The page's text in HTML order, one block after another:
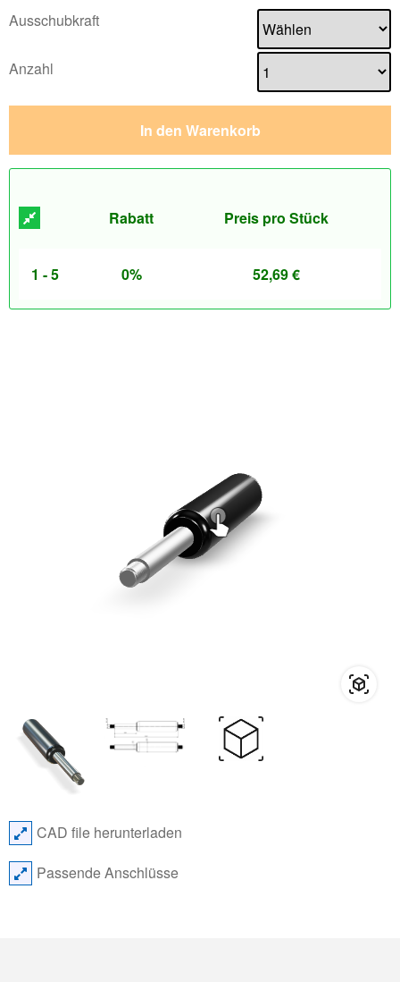
Ausschubkraft
Anzahl
In den Warenkorb
Rabatt Preis pro Stück
1 - 5 0% 52,69€
CAD file herunterladen
Passende Anschlüsse